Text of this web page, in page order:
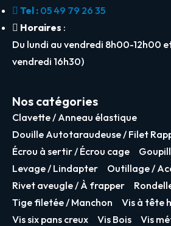
Tel : 05 49 79 26 35
Horaires :
Du lundi au vendredi 8h00-12h00
vendredi 16h30)
Nos catégories
Clavette / Anneau élastique
Douille Autotaraudeuse / Filet
Écrou à sertir / Écrou cage
Levage / Lindapter
Outillage /
Rivet aveugle / À frapper
Tige filetée / Manchon
Vis à tête
Vis six pans creux
Vis Bois
Vis